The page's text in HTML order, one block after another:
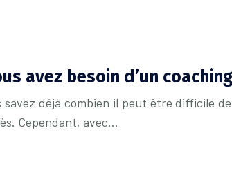
avez besoin d’un
savez déjà combien il peut être difficile
Cependant, avec…